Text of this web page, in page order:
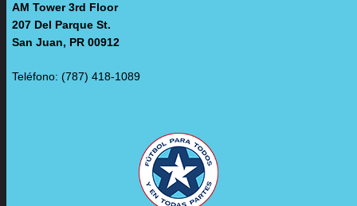
AM Tower 3rd Floor
207 Del Parque St.
San Juan, PR 00912
Teléfono: (787) 418-1089